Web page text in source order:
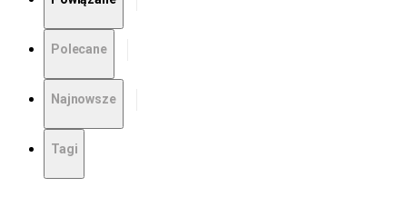
Polecane
Najnowsze
Tagi